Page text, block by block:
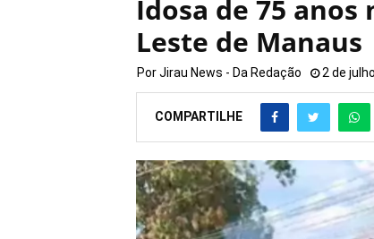
Idosa de 75
Leste de Manaus
PorJirau News - Da Redação 2 de
COMPARTILHE